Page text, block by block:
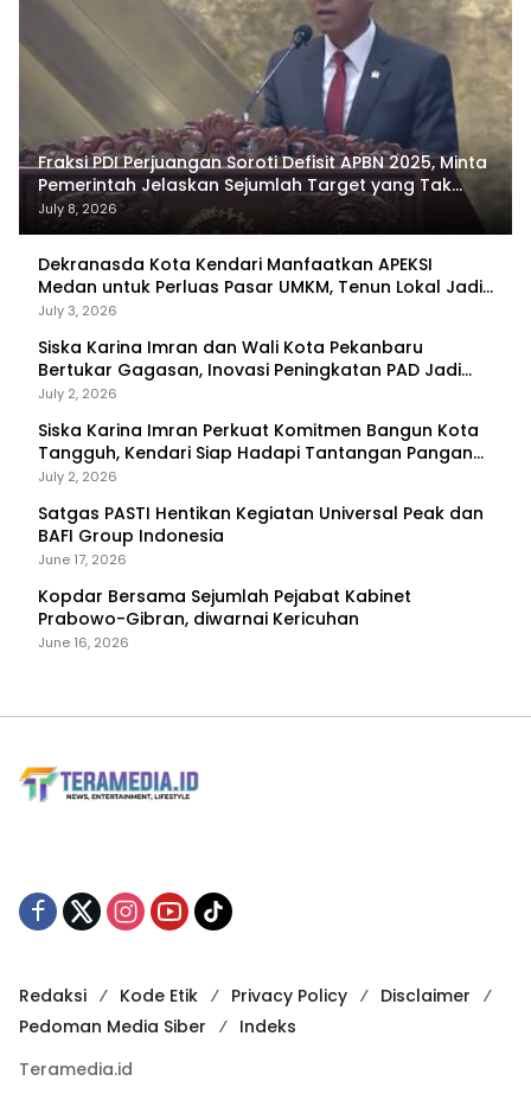
Fraksi PDI Perjuangan Soroti Defisit APBN 2025, Minta
Pemerintah Jelaskan Sejumlah Target yang Tak
Tercapai
July 8, 2026
Dekranasda Kota Kendari Manfaatkan APEKSI
Medan untuk Perluas Pasar UMKM, Tenun Lokal Jadi
Primadona
July 3, 2026
Siska Karina Imran dan Wali Kota Pekanbaru
Bertukar Gagasan, Inovasi Peningkatan PAD Jadi
Fokus Diskusi
July 2, 2026
Siska Karina Imran Perkuat Komitmen Bangun Kota
Tangguh, Kendari Siap Hadapi Tantangan Pangan
dan Bencana
July 2, 2026
Satgas PASTI Hentikan Kegiatan Universal Peak dan
BAFI Group Indonesia
June 17, 2026
Kopdar Bersama Sejumlah Pejabat Kabinet
Prabowo-Gibran, diwarnai Kericuhan
June 16, 2026
Redaksi Kode Etik Privacy Policy
Disclaimer
Pedoman Media Siber
Indeks
Teramedia.id